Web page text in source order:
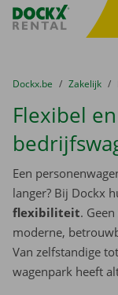
Fratello DEMO
U bevindt zich hier:
van
Dockx.be naar
Zakelijk
Flexibel
Een
langer? Bij Dockx
flexibiliteit.
moderne,
Van zelfstandige
wagenpark heeft